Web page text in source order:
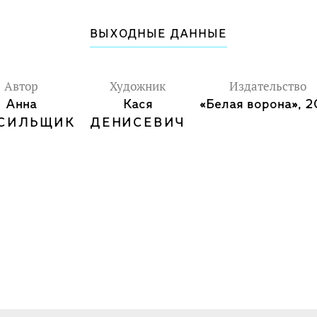
ВЫХОДНЫЕ ДАННЫЕ
Автор
Анна
Художник
Кася
ДЕНИСЕВИЧ
Издательство
«Белая ворона»,